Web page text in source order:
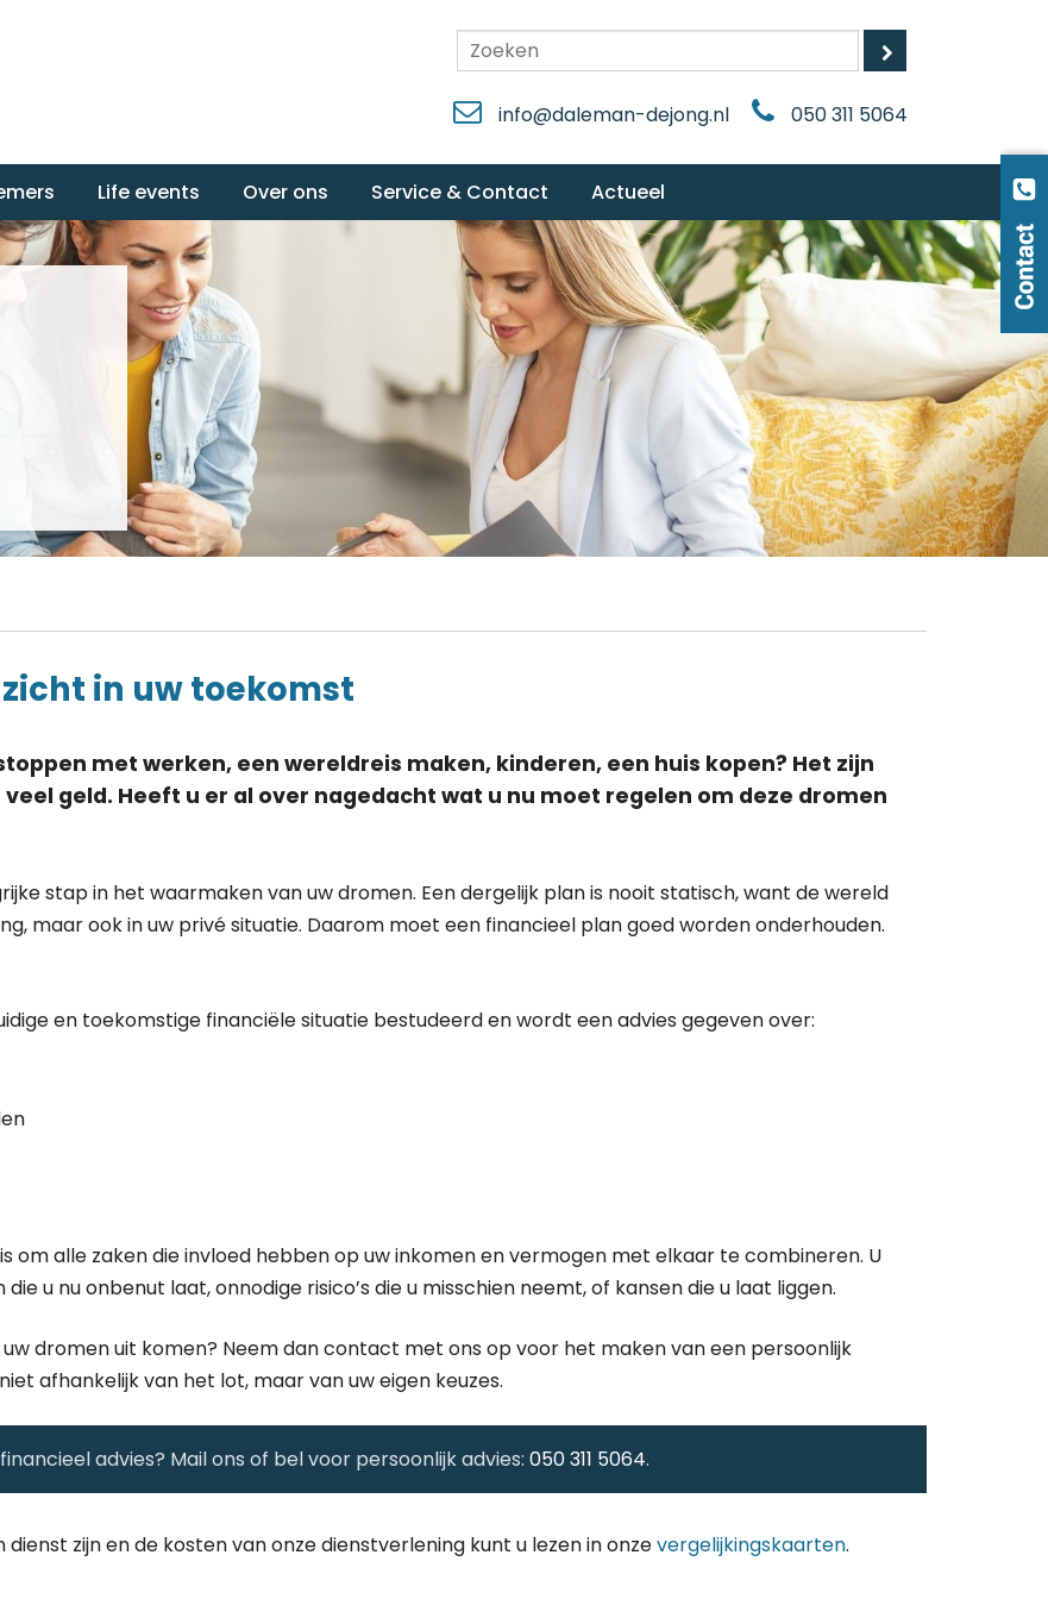
info@daleman-dejong.nl 050 311 5064
Life events Over ons Service & Contact Actueel
in uw toekomst
met werken, een wereldreis maken, kinderen, een huis kopen? Het zijn
geld. Heeft u er al over nagedacht wat u nu moet regelen om deze dromen
stap in het waarmaken van uw dromen. Een dergelijk plan is nooit statisch, want de wereld
maar ook in uw privé situatie. Daarom moet een financieel plan goed worden onderhouden.
en toekomstige financiële situatie bestudeerd en wordt een advies gegeven over:
om alle zaken die invloed hebben op uw inkomen en vermogen met elkaar te combineren. U
u nu onbenut laat, onnodige risico’s die u misschien neemt, of kansen die u laat liggen.
dromen uit komen? Neem dan contact met ons op voor het maken van een persoonlijk
afhankelijk van het lot, maar van uw eigen keuzes.
advies? Mail ons of bel voor persoonlijk advies: 050 311 5064.
zijn en de kosten van onze dienstverlening kunt u lezen in onzevergelijkingskaarten.